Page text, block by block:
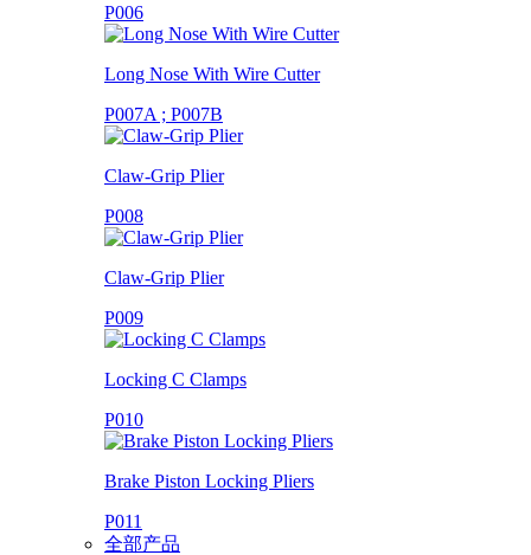
P006
Long Nose With Wire Cutter
P007A ; P007B
Claw-Grip Plier
P008
Claw-Grip Plier
P009
Locking C Clamps
P010
Brake Piston Locking Pliers
P011
全部产品